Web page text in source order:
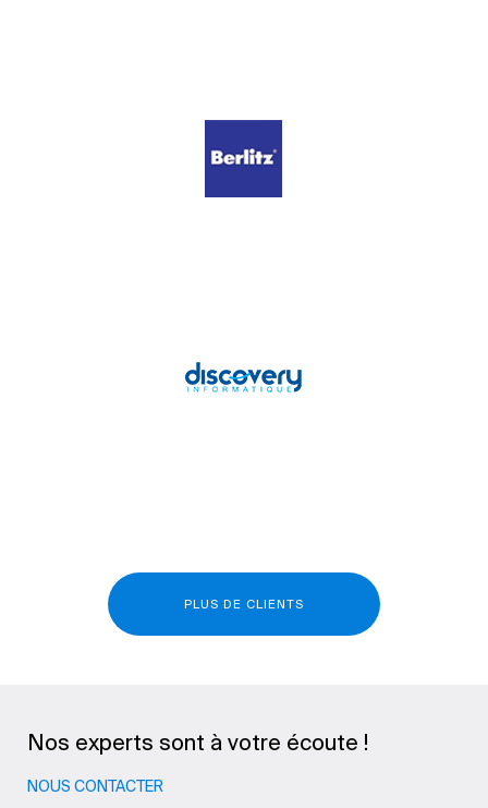
PLUS DE CLIENTS
Nos experts sont à votre écoute !
NOUS CONTACTER